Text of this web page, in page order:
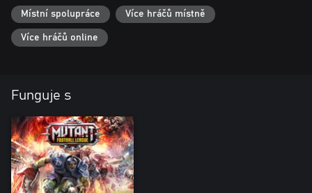
Místní spolupráce Více hráčů místně
Více hráčů online
Funguje s